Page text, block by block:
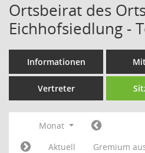
Ortsbeirat des
Eichhofsiedlung -
Informationen
Vertreter
Monat
Aktuell
Gremium